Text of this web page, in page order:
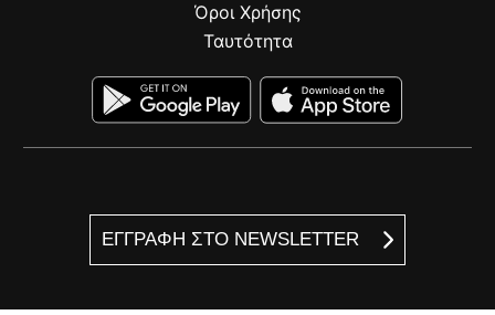
ΕΓΓΡΑΦΗ ΣΤΟ NEWSLETTER
Όροι Χρήσης
Ταυτότητα